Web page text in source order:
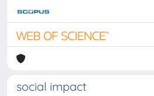
social impact